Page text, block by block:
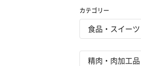
カテゴリー